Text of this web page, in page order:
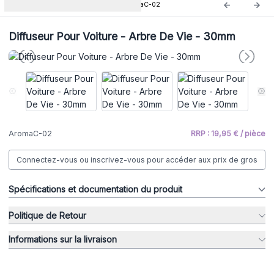
AromaC-02
Diffuseur Pour Voiture - Arbre De Vie - 30mm
AromaC-02 RRP : 19,95 € / pièce
Connectez-vous ou inscrivez-vous pour accéder aux prix de gros
Spécifications et documentation du produit
Politique de Retour
Informations sur la livraison